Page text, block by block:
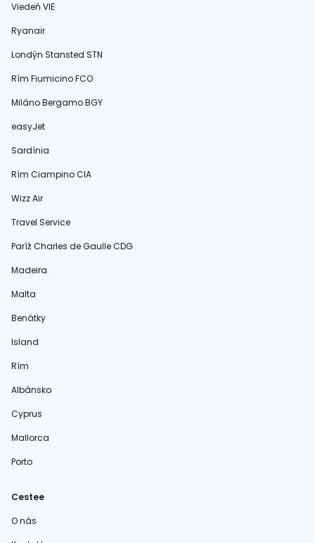
Viedeň VIE
Ryanair
Londýn Stansted STN
Rím Fiumicino FCO
Miláno Bergamo BGY
easyJet
Sardínia
Rím Ciampino CIA
Wizz Air
Travel Service
Paríž Charles de Gaulle CDG
Madeira
Malta
Benátky
Island
Rím
Albánsko
Cyprus
Mallorca
Porto
Cestee
O nás